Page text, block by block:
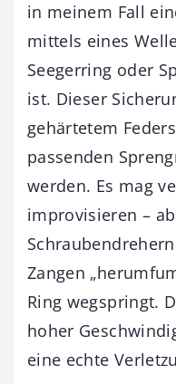
in meinem Fall
mittels eines
Seegerring oder
ist. Dieser
gehärtetem
passenden
werden. Es mag
improvisieren –
Zangen
Ring wegspringt.
hoher
eine echte